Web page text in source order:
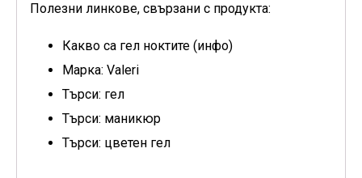
Полезни линкове, свързани с продукта:
Какво са гел ноктите (инфо)
Марка: Valeri
Търси: гел
Търси: маникюр
Търси: цветен гел